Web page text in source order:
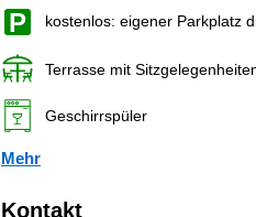
kostenlos: eigener Parkplatz
Terrasse mit
Geschirrspüler
Mehr
Kontakt